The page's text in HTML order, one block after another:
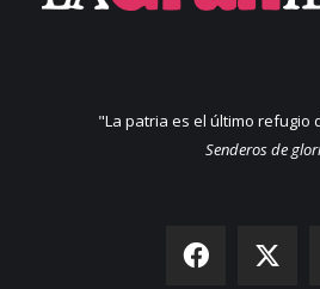
"La patria es el último refugio
Senderos de